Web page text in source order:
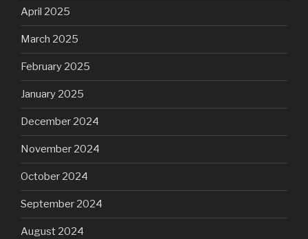
April 2025
March 2025
February 2025
January 2025
December 2024
November 2024
October 2024
September 2024
August 2024